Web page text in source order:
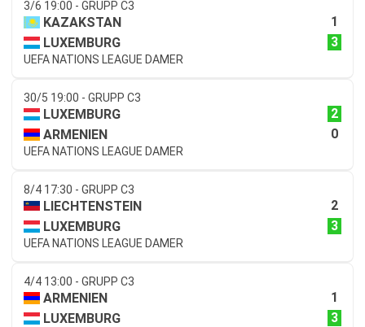
3/6 19:00 - GRUPP C3
KAZAKSTAN
1
LUXEMBURG
3
UEFA NATIONS LEAGUE DAMER
30/5 19:00 - GRUPP C3
LUXEMBURG
2
ARMENIEN
0
UEFA NATIONS LEAGUE DAMER
8/4 17:30 - GRUPP C3
LIECHTENSTEIN
2
LUXEMBURG
3
UEFA NATIONS LEAGUE DAMER
4/4 13:00 - GRUPP C3
ARMENIEN
1
LUXEMBURG
3